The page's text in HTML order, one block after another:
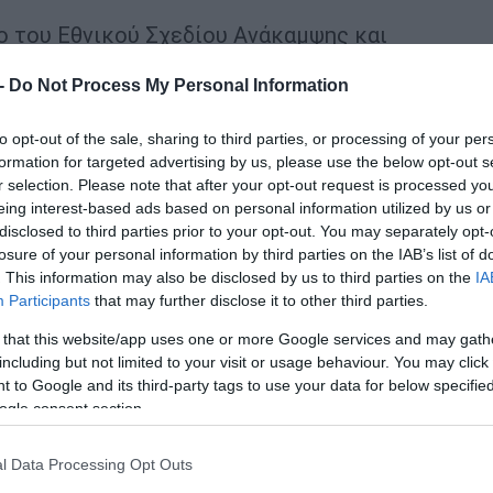
Do Not Process My Personal Information
opt-out of the sale, sharing to third parties, or processing of your
for targeted advertising by us, please use the below opt-out
selection. Please note that after your opt-out request is processed
interest-based ads based on personal information utilized by us
to third parties prior to your opt-out. You may separately
of your personal information by third parties on the IAB’s list of
This information may also be disclosed by us to third parties on the
Participants that may further disclose it to other third parties.
that this website/app uses one or more Google services and may
but not limited to your visit or usage behaviour. You may
to Google and its third-party tags to use your data for below
consent section.
Data Processing Opt Outs
Εθνικού Σχεδίου Ανάκαμψης και
της Ευρωπαϊκής Ένωσης –
καινοτομία στον τομέα της υγείας,
ανάπτυξης φαρμακευτικών προϊόντων
διαθέτει τη δυνατότητα ανάπτυξης και
ενώ ήδη αναπτύσσονται περισσότερα
μορφές. Παράλληλα, συμμετέχει ενεργά σε
οποίων το ευρωπαϊκό έργο GENz-trials, που
δοκιμών μέσω της αξιοποίησης
επίσης μελέτες βιοϊσοδυναμίας,
που ανταποκρίνονται στα